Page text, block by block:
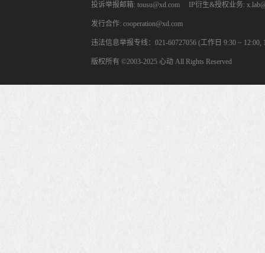
投诉举报邮箱: tousu@xd.com IP衍生&授权业务:
发行合作: cooperation@xd.com
违法信息举报专线：021-60727056 (工作日 9:30 ~ 12:00,
版权所有 ©2003-2025 心动 All Rights Reserved